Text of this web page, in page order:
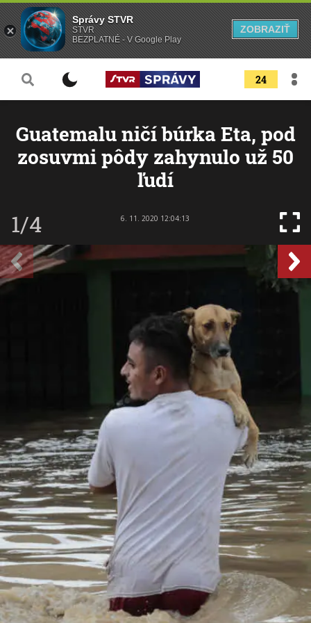
24
Guatemalu ničí búrka Eta, pod
zosuvmi pôdy zahynulo už 50
ľudí
1/4 6. 11. 2020 12:04:13
Správy STVR
STVR
BEZPLATNÉ - V Google Play
ZOBRAZIŤ